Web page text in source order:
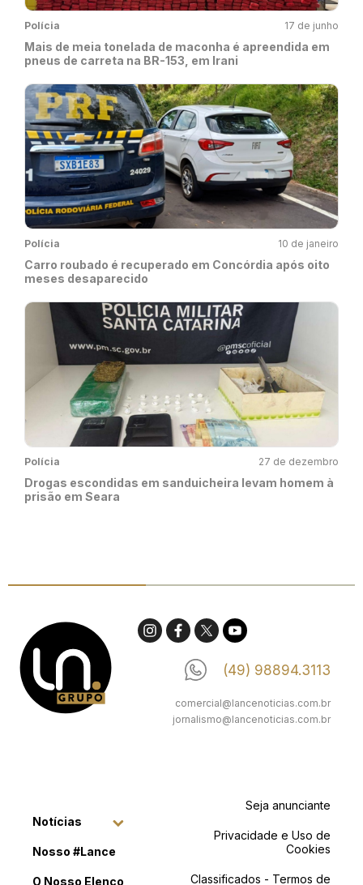
Polícia 17 de junho
Mais de meia tonelada de maconha é apreendida em
pneus de carreta na BR-153, em Irani
Polícia 10 de janeiro
Carro roubado é recuperado em Concórdia após oito
meses desaparecido
Polícia 27 de dezembro
Drogas escondidas em sanduicheira levam homem à
prisão em Seara
(49) 98894.3113
comercial@lancenoticias.com.br
jornalismo@lancenoticias.com.br
Notícias
Nosso #Lance
O Nosso Elenco
Seja anunciante
Privacidade e Uso de
Cookies
Classificados - Termos de